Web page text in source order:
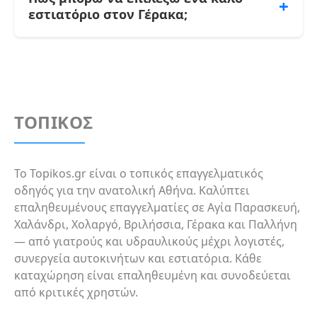
που επιθυμείτε.
μεσογειακές προτάσεις. Ορισμένα διαθέτουν
και vegan ή χωρίς γλουτένη επιλογές.
εστιατόριο στον Γέρακα;
+
τον τύπο κουζίνας και καλέστε το κατάστημα
για ωράριο και διαθεσιμότητα.
ΤΟΠΙΚΟΣ
Το Topikos.gr είναι ο τοπικός επαγγελματικός
οδηγός για την ανατολική Αθήνα. Καλύπτει
επαληθευμένους επαγγελματίες σε Αγία Παρασκευή,
Χαλάνδρι, Χολαργό, Βριλήσσια, Γέρακα και Παλλήνη
— από γιατρούς και υδραυλικούς μέχρι λογιστές,
συνεργεία αυτοκινήτων και εστιατόρια. Κάθε
καταχώρηση είναι επαληθευμένη και συνοδεύεται
από κριτικές χρηστών.